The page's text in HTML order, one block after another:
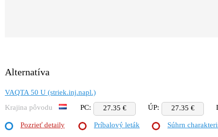
Alternatíva
VAQTA 50 U (striek.inj.napl.)
Krajina pôvodu
PC: 27.35 € ÚP: 27.35 €
Pozrieť detaily Príbalový leták Súhrn